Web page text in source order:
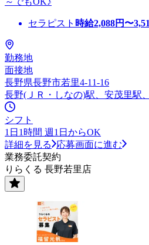
セラピスト 時給2,088円〜
勤務地
面接地
長野県長野市若里4-11-16
長野(ＪＲ・しなの)駅、安茂里駅
シフト
1日1時間 週1日からOK
詳細を見る
応募画面に進む
業務委託契約
りらくる 長野若里店